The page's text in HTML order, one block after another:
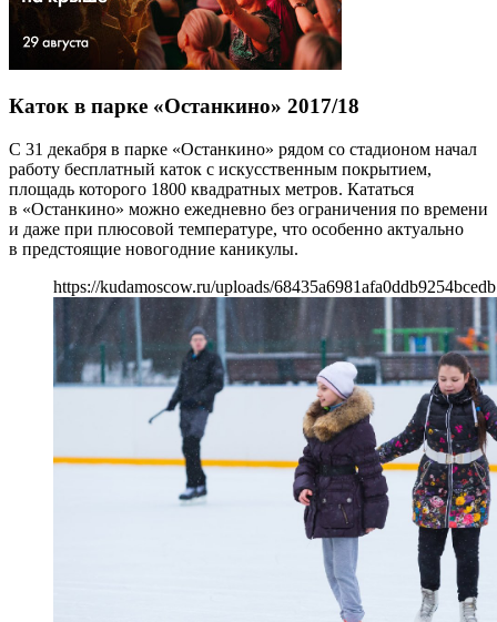
Каток в парке «Останкино» 2017/18
С 31 декабря в парке «Останкино» рядом со стадионом начал
работу бесплатный каток с искусственным покрытием,
площадь которого 1800 квадратных метров. Кататься
в «Останкино» можно ежедневно без ограничения по времени
и даже при плюсовой температуре, что особенно актуально
в предстоящие новогодние каникулы.
https://kudamoscow.ru/uploads/